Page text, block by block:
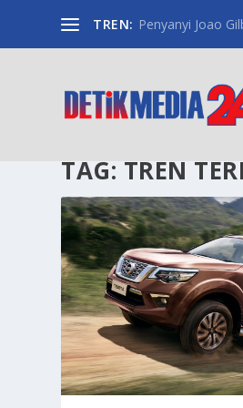
TREN: Penyanyi Joao
TAG: TREN